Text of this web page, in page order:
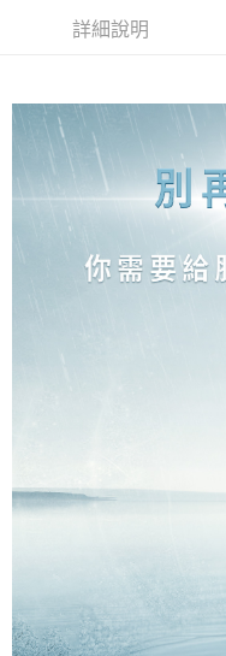
消。如遇「轉專審核」未通過
醒簡訊。
2.透過簡訊連結打開帳單後，
帳／街口支付／iPASS
【注意事項】
1.本服務係由「台灣大哥大股
買賣價金債權讓與本公司後
2.基於同意付款使用「大哥付
由本公司與您本人進行分期帳
１．簡單：不需註冊會員、不
２．便利：只要手機號碼，簡
【「AFTEE先享後付」結帳流
１．於結帳方式選擇「
結帳頁面，進行簡訊認證並確
２．訂單成立數日內，您將收
３．收到繳費通知簡訊後14
ATM／網路銀行／等多元方式
※ 請注意：結帳手續完成當下
購買商品的店家。未經商家同
後付繳納相關費用。
https://
１．透過由恩沛科技股份有限
權轉讓予恩沛科技股份有限公
２．關於個人資料處理事宜，
https://aftee.tw/terms/#terms3
３．未成年的使用者請事先徵
４．使用「AFTEE先享後付
時審查核予不同之上限額度
請求用戶進行身份認證。
５．嚴禁一人註冊多個帳號或
運送方式
每筆NT$80，滿NT$1,500(
付款後全家取貨
每筆NT$80，滿
每筆NT$80，滿NT$1,500(
每筆NT$80，滿NT$1,500(
每筆NT$80，滿NT$1,500(
每筆NT$80，滿NT$1,500(
每筆NT$80，滿NT$1,500(
詳細說明